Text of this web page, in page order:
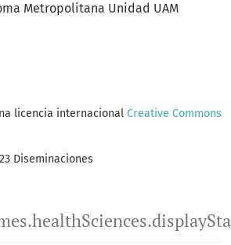
Metropolitana Unidad UAM
licencia internacional Creative Commons
Diseminaciones